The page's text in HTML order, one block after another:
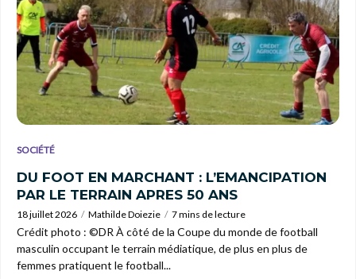
SOCIÉTÉ
DU FOOT EN MARCHANT : L’EMANCIPATION
PAR LE TERRAIN APRES 50 ANS
18 juillet 2026 Mathilde Doiezie 7 mins de lecture
Crédit photo : ©DR À côté de la Coupe du monde de football
masculin occupant le terrain médiatique, de plus en plus de
femmes pratiquent le football...